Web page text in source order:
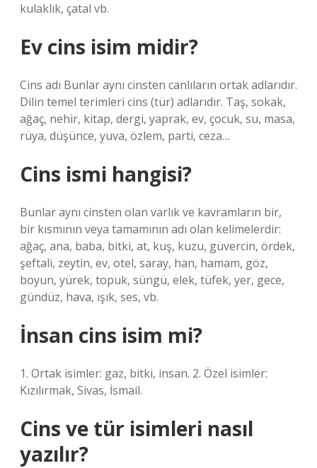
kulaklık, çatal vb.
Ev cins isim midir?
Cins adı Bunlar aynı cinsten canlıların ortak adlarıdır.
Dilin temel terimleri cins (tür) adlarıdır. Taş, sokak,
ağaç, nehir, kitap, dergi, yaprak, ev, çocuk, su, masa,
rüya, düşünce, yuva, özlem, parti, ceza…
Cins ismi hangisi?
Bunlar aynı cinsten olan varlık ve kavramların bir,
bir kısmının veya tamamının adı olan kelimelerdir:
ağaç, ana, baba, bitki, at, kuş, kuzu, güvercin, ördek,
şeftali, zeytin, ev, otel, saray, han, hamam, göz,
boyun, yürek, topuk, süngü, elek, tüfek, yer, gece,
gündüz, hava, ışık, ses, vb.
İnsan cins isim mi?
1. Ortak isimler: gaz, bitki, insan. 2. Özel isimler:
Kızılırmak, Sivas, İsmail.
Cins ve tür isimleri nasıl
yazılır?